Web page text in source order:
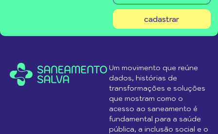
cadastrar
Um movimento que reúne
dados, histórias de
transformações e soluções
que mostram como o
acesso ao saneamento é
fundamental para a saúde
pública, a inclusão social e o